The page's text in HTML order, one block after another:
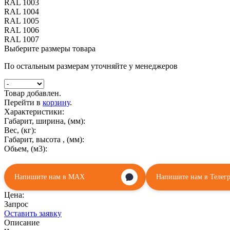
RAL 1003
RAL 1004
RAL 1005
RAL 1006
RAL 1007
Выберите размеры товара
По остальным размерам уточняйте у менеджеров
Товар добавлен.
Перейти в корзину.
Характеристики:
Габарит, ширина, (мм):
Вес, (кг):
Габарит, высота , (мм):
Обьем, (м3):
Напишите нам в MAX Напишите нам в
Цена:
Запрос
Оставить заявку
Описание